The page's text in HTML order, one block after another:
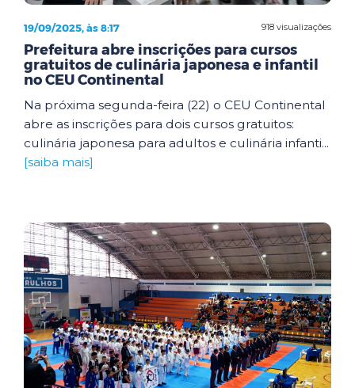
918 visualizações
19/09/2025, às 8:17
Prefeitura abre inscrições para cursos
gratuitos de culinária japonesa e infantil
no CEU Continental
Na próxima segunda-feira (22) o CEU Continental
abre as inscrições para dois cursos gratuitos:
culinária japonesa para adultos e culinária infanti...
[saiba mais]